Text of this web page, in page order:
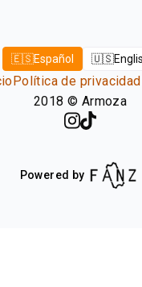
🇪🇸Español 🇺🇸
Política de privacidad
2018 © Armoza
Powered by